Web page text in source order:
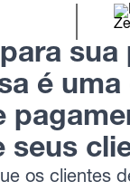
sua
é uma
seus
os clientes